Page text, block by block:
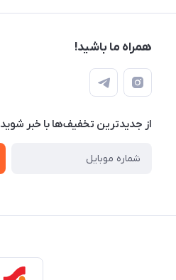
همراه ما باشید!
از جدید‌ترین تخفیف‌ها با‌ خبر شوید